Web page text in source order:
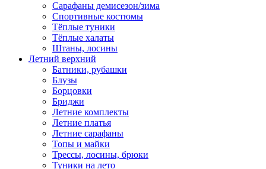
Сарафаны демисезон/зима
Спортивные костюмы
Тёплые туники
Тёплые халаты
Штаны, лосины
Летний верхний
Батники, рубашки
Блузы
Борцовки
Бриджи
Летние комплекты
Летние платья
Летние сарафаны
Топы и майки
Трессы, лосины, брюки
Туники на лето